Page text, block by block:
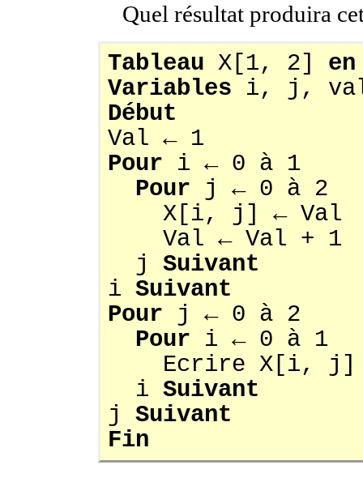
Quel résultat produira
Tableau X[1, 2] en
Variables i, j,
Début
Val ← 1
Pour i ← 0 à 1
Pour j ← 0 à 2
X[i, j] ← Val
Val ← Val + 1
j Suivant
i Suivant
Pour j ← 0 à 2
Pour i ← 0 à 1
Ecrire X[i, j]
i Suivant
j Suivant
Fin